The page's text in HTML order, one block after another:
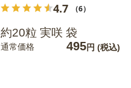
4.7 （6）
約20粒 実咲 袋
通常価格 495円 (税込)